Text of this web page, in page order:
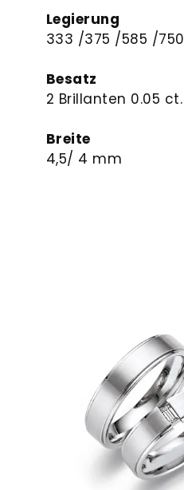
Legierung
333 /375 /585 /750
Besatz
2 Brillanten 0.05 ct.
Breite
4,5/ 4 mm